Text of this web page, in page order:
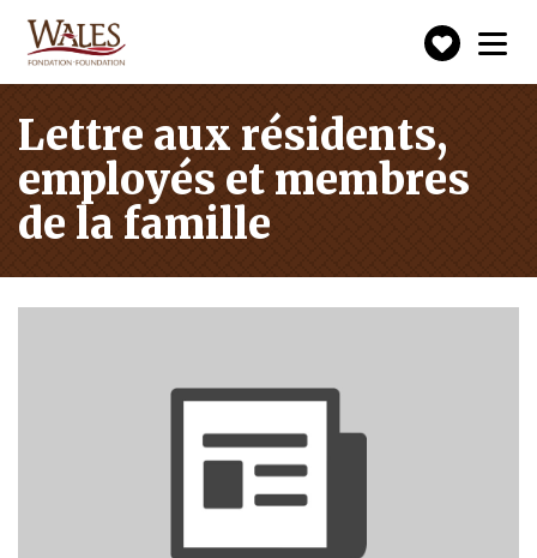
Faire
un
Toggle
navigation
Lettre aux résidents,
employés et membres
de la famille